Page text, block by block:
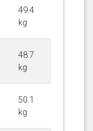
49.4
kg
48.7
kg
50.1
kg